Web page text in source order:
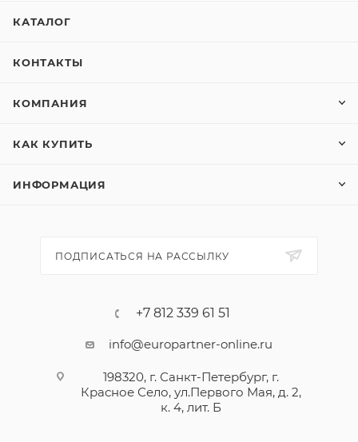
КАТАЛОГ
КОНТАКТЫ
КОМПАНИЯ
КАК КУПИТЬ
ИНФОРМАЦИЯ
ПОДПИСАТЬСЯ НА РАССЫЛКУ
+7 812 339 61 51
info@europartner-online.ru
198320, г. Санкт-Петербург, г.
Красное Село, ул.Первого Мая, д. 2,
к. 4, лит. Б